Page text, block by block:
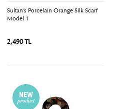
Sultan’s Porcelain Orange Silk Scarf
Model 1
2,490 TL